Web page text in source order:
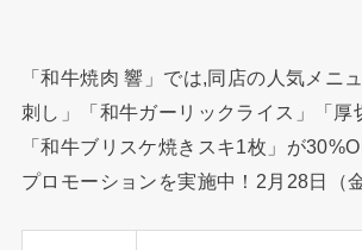
「和牛焼肉 響」では,同店の人気メニ
刺し」「和牛ガーリックライス」「厚
「和牛ブリスケ焼きスキ1枚」が
プロモーションを実施中！2月28日（